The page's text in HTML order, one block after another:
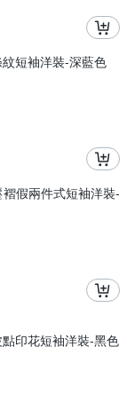
短袖洋裝-深藍色
假兩件式短袖洋裝-
印花短袖洋裝-黑色